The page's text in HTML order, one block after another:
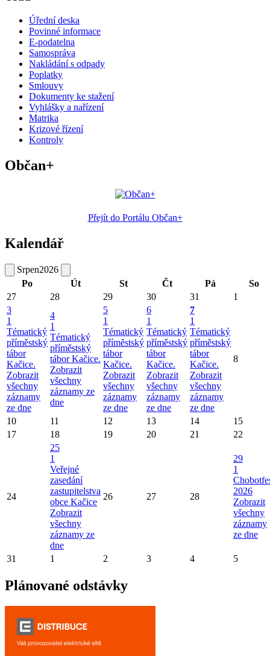
Úřední deska
Povinné informace
E-podatelna
Samospráva
Nakládání s odpady
Poplatky
Smlouvy
Dokumenty ke stažení
Vyhlášky a nařízení
Matrika
Krizové řízení
Kontroly
Občan+
Přejít do Portálu Občan+
Kalendář
Srpen2026
Po
Út St Čt Pá
So
27
28 29 30 31
1
3
1
Tématický
příměstský
tábor
Kačice.
Zobrazit
všechny
záznamy
ze dne
4
1
Tématický
příměstský
tábor Kačice.
Zobrazit
všechny
záznamy ze
dne
5
1
Tématický
příměstský
tábor
Kačice.
Zobrazit
všechny
záznamy
ze dne
6
1
Tématický
příměstský
tábor
Kačice.
Zobrazit
všechny
záznamy
ze dne
7
1
Tématický
příměstský
tábor
Kačice.
Zobrazit
všechny
záznamy
ze dne
8
10 11 12 13 14
15
17
18 19 20 21 22
24
25
1
Veřejné
zasedání
zastupitelstva
obce Kačice
Zobrazit
všechny
záznamy ze
dne
26 27 28
29
1
2026
Zobrazit
všechny
záznamy
ze dne
31 1 2 3 4 5
Plánované odstávky